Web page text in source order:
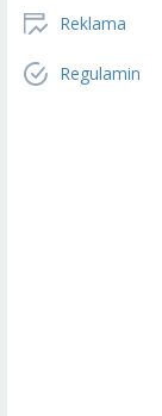
Reklama
Regulamin